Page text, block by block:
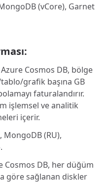
(vCore), Garnet
Azure Cosmos DB, bölge
grafik başına GB
faturalandırır.
işlemsel ve analitik
içerir.
MongoDB (RU),
Cosmos DB, her düğüm
göre sağlanan diskler